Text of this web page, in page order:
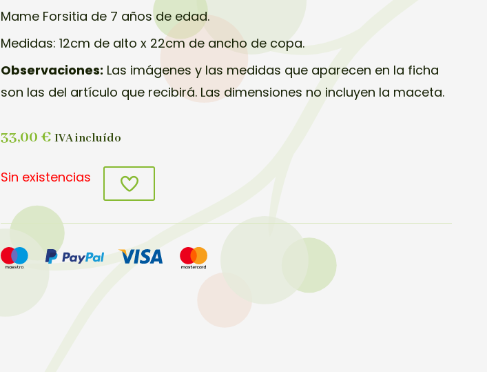
Mame Forsitia de 7 años de edad.
Medidas: 12cm de alto x 22cm de ancho de copa.
Observaciones: Las imágenes y las medidas que aparecen en la ficha
son las del artículo que recibirá. Las dimensiones no incluyen la maceta.
33,00€ IVA incluído
Sin existencias